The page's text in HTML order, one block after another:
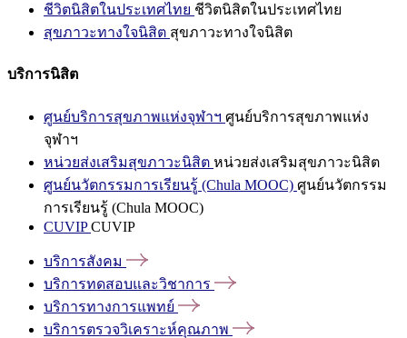
ชีวิตนิสิตในประเทศไทย ชีวิตนิสิตในประเทศไทย
สุขภาวะทางใจนิสิต สุขภาวะทางใจนิสิต
บริการนิสิต
ศูนย์บริการสุขภาพแห่งจุฬาฯ ศูนย์บริการสุขภาพแห่ง
จุฬาฯ
หน่วยส่งเสริมสุขภาวะนิสิต หน่วยส่งเสริมสุขภาวะนิสิต
ศูนย์นวัตกรรมการเรียนรู้ (Chula MOOC) ศูนย์นวัตกรรม
การเรียนรู้ (Chula MOOC)
CUVIPCUVIP
บริการสังคม
บริการทดสอบและวิชาการ
บริการทางการแพทย์
บริการตรวจวิเคราะห์คุณภาพ